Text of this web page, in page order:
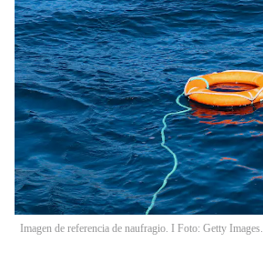
Imagen de referencia de naufragio. I Foto: Getty Images.